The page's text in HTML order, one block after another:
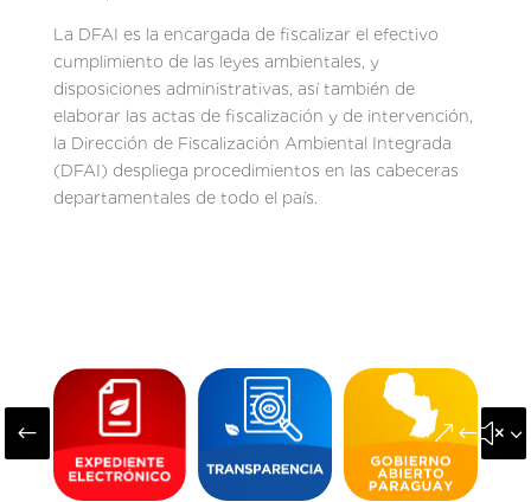
La DFAI es la encargada de fiscalizar el efectivo
cumplimiento de las leyes ambientales, y
disposiciones administrativas, así también de
elaborar las actas de fiscalización y de intervención,
la Dirección de Fiscalización Ambiental Integrada
(DFAI) despliega procedimientos en las cabeceras
departamentales de todo el país.
#